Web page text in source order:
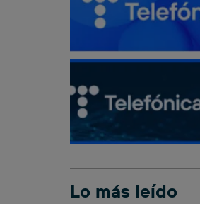
Lo más leído